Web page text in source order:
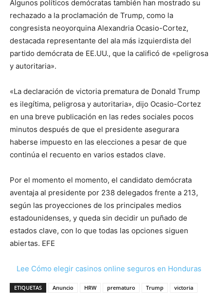
Algunos políticos demócratas también han mostrado su
rechazado a la proclamación de Trump, como la
congresista neoyorquina Alexandria Ocasio-Cortez,
destacada representante del ala más izquierdista del
partido demócrata de EE.UU., que la calificó de «peligrosa
y autoritaria».
«La declaración de victoria prematura de Donald Trump
es ilegítima, peligrosa y autoritaria», dijo Ocasio-Cortez
en una breve publicación en las redes sociales pocos
minutos después de que el presidente asegurara
haberse impuesto en las elecciones a pesar de que
continúa el recuento en varios estados clave.
Por el momento el momento, el candidato demócrata
aventaja al presidente por 238 delegados frente a 213,
según las proyecciones de los principales medios
estadounidenses, y queda sin decidir un puñado de
estados clave, con lo que todas las opciones siguen
abiertas. EFE
Lee Cómo elegir casinos online seguros en Honduras
ETIQUETAS Anuncio HRW prematuro Trump victoria